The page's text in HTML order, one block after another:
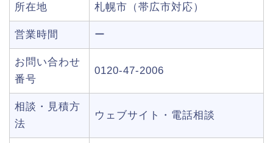
所在地 札幌市（帯広市対応）
営業時間 ー
お問い合わせ
番号
0120-47-2006
相談・見積方
法
ウェブサイト・電話相談